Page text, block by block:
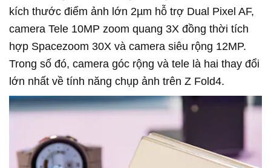
kích thước điểm ảnh lớn 2µm hỗ trợ Dual Pixel AF,
camera Tele 10MP zoom quang 3X đồng thời tích
hợp Spacezoom 30X và camera siêu rộng 12MP.
Trong số đó, camera góc rộng và tele là hai thay đổi
lớn nhất về tính năng chụp ảnh trên Z Fold4.